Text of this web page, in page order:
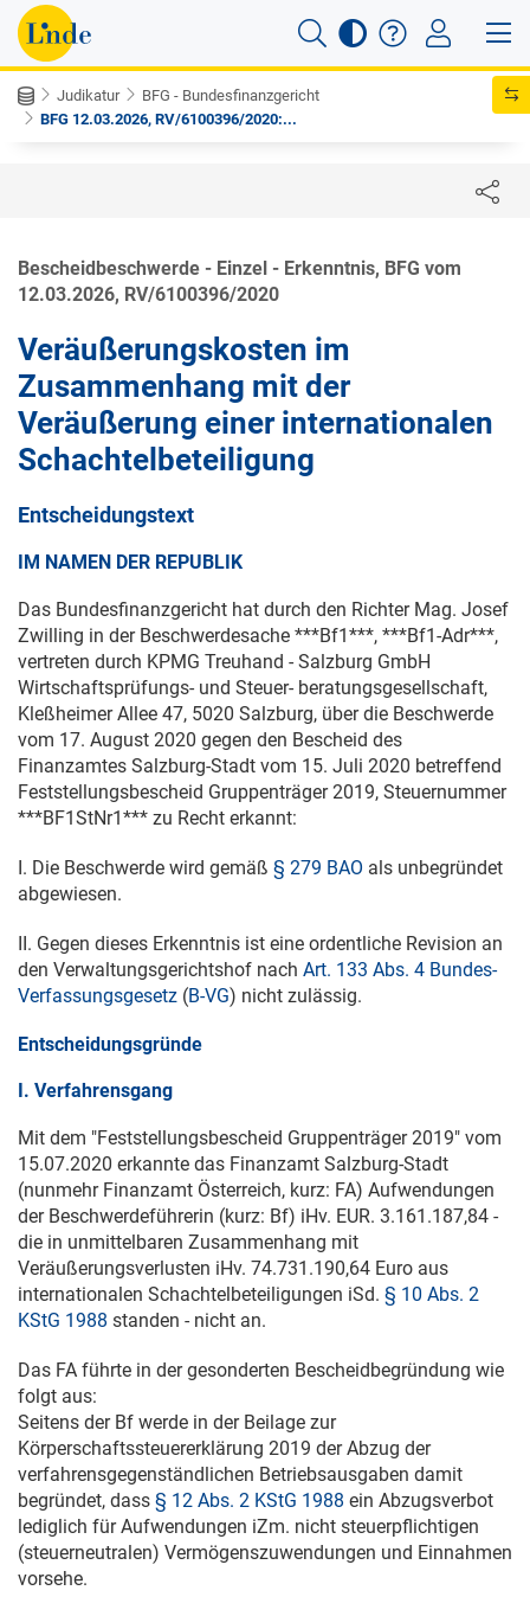
Judikatur
BFG - Bundesfinanzgericht
BFG 12.03.2026, RV/6100396/2020:...
Bescheidbeschwerde - Einzel - Erkenntnis, BFG vom
12.03.2026, RV/6100396/2020
Veräußerungskosten im
Zusammenhang mit der
Veräußerung einer internationalen
Schachtelbeteiligung
Entscheidungstext
IM NAMEN DER REPUBLIK
Das Bundesfinanzgericht hat durch den Richter Mag. Josef
Zwilling in der Beschwerdesache ***Bf1***, ***Bf1-Adr***,
vertreten durch KPMG Treuhand - Salzburg GmbH
Wirtschaftsprüfungs- und Steuer- beratungsgesellschaft,
Kleßheimer Allee 47, 5020 Salzburg, über die Beschwerde
vom 17. August 2020 gegen den Bescheid des
Finanzamtes Salzburg-Stadt vom 15. Juli 2020 betreffend
Feststellungsbescheid Gruppenträger 2019, Steuernummer
***BF1StNr1*** zu Recht erkannt:
I. Die Beschwerde wird gemäß § 279 BAO als unbegründet
abgewiesen.
II. Gegen dieses Erkenntnis ist eine ordentliche Revision an
den Verwaltungsgerichtshof nach Art. 133 Abs. 4 Bundes-
Verfassungsgesetz (B-VG) nicht zulässig.
Entscheidungsgründe
I. Verfahrensgang
Mit dem "Feststellungsbescheid Gruppenträger 2019" vom
15.07.2020 erkannte das Finanzamt Salzburg-Stadt
(nunmehr Finanzamt Österreich, kurz: FA) Aufwendungen
der Beschwerdeführerin (kurz: Bf) iHv. EUR. 3.161.187,84 -
die in unmittelbaren Zusammenhang mit
Veräußerungsverlusten iHv. 74.731.190,64 Euro aus
internationalen Schachtelbeteiligungen iSd. § 10 Abs. 2
KStG 1988 standen - nicht an.
Das FA führte in der gesonderten Bescheidbegründung wie
folgt aus:
Seitens der Bf werde in der Beilage zur
Körperschaftssteuererklärung 2019 der Abzug der
verfahrensgegenständlichen Betriebsausgaben damit
begründet, dass § 12 Abs. 2 KStG 1988 ein Abzugsverbot
lediglich für Aufwendungen iZm. nicht steuerpflichtigen
(steuerneutralen) Vermögenszuwendungen und Einnahmen
vorsehe.